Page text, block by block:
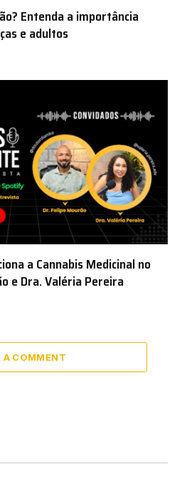
Entenda a importância
e adultos
a Cannabis Medicinal no
e Dra. Valéria Pereira
A COMMENT